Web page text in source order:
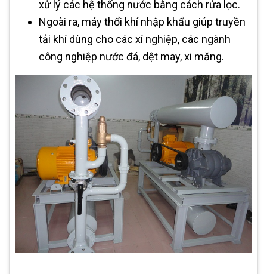
xử lý các hệ thống nước bằng cách rửa lọc.
Ngoài ra, máy thổi khí nhập khẩu giúp truyền
tải khí dùng cho các xí nghiệp, các ngành
công nghiệp nước đá, dệt may, xi măng.